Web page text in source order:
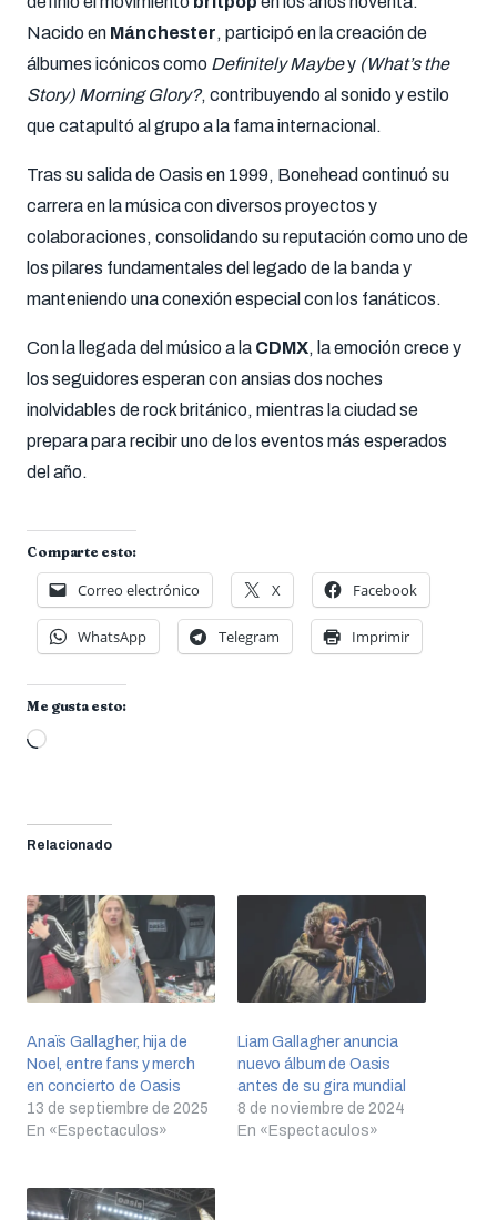
Nacido en Mánchester, participó en la creación de
álbumes icónicos como Definitely Maybey (What’s the
Story) Morning Glory?, contribuyendo al sonido y estilo
que catapultó al grupo a la fama internacional.
Tras su salida de Oasis en 1999, Bonehead continuó su
carrera en la música con diversos proyectos y
colaboraciones, consolidando su reputación como uno de
los pilares fundamentales del legado de la banda y
manteniendo una conexión especial con los fanáticos.
Con la llegada del músico a la CDMX, la emoción crece y
los seguidores esperan con ansias dos noches
inolvidables de rock británico, mientras la ciudad se
prepara para recibir uno de los eventos más esperados
del año.
Comparte esto:
Correo electrónico X Facebook
WhatsApp Telegram Imprimir
Me gusta esto:
Cargando...
Relacionado
Anaïs Gallagher, hija de
Noel, entre fans y merch
en concierto de Oasis
13 de septiembre de 2025
En «Espectaculos»
Liam Gallagher anuncia
nuevo álbum de Oasis
antes de su gira mundial
8 de noviembre de 2024
En «Espectaculos»